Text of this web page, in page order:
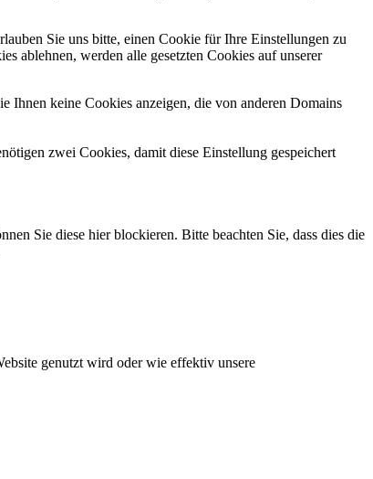
Sie uns bitte, einen Cookie für Ihre Einstellungen zu
ablehnen, werden alle gesetzten Cookies auf unserer
Ihnen keine Cookies anzeigen, die von anderen Domains
zwei Cookies, damit diese Einstellung gespeichert
Sie diese hier blockieren. Bitte beachten Sie, dass dies die
genutzt wird oder wie effektiv unsere